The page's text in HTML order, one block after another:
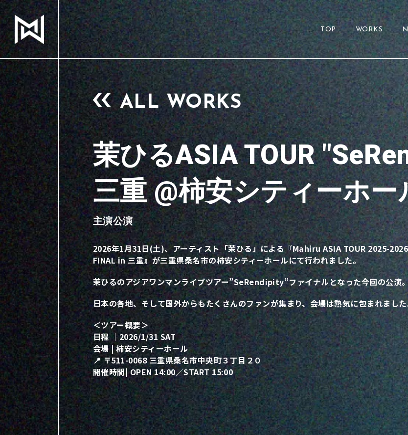
TOP WORKS
ALL WORKS
茉ひるASIA TOUR
三重 @柿安シティーホー
主演公演
2026年1月31日(土)、アーティスト「茉ひる」による『Mahiru ASIA TOUR 2025-
FINAL in 三重』が三重県桑名市の柿安シティーホールにて行われました。
茉ひるのアジアワンマンライブツアー”SeRendipity”ファイナルとなった今回の公演。
日本の各地、そして国外からもたくさんのファンが集まり、会場は熱気に包まれまし
＜ツアー概要＞
日程 ｜2026/1/31 SAT
会場 | 柿安シティーホール
📍 〒511-0068 三重県桑名市中央町３丁目２０
開催時間| OPEN 14:00／START 15:00